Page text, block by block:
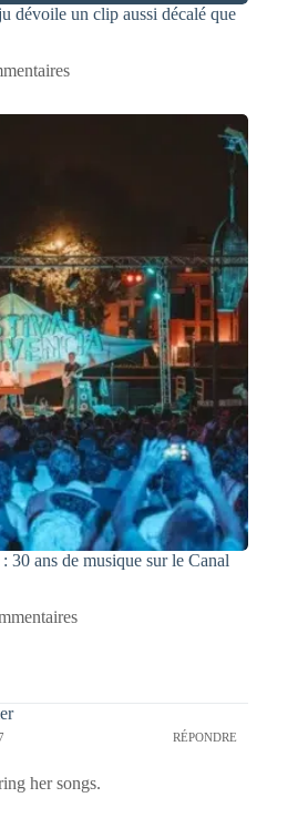
dévoile un clip aussi décalé que
30 ans de musique sur le Canal
RÉPONDRE
her songs.